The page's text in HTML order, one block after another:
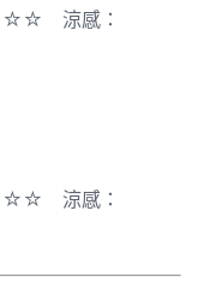
涼感：
涼感：